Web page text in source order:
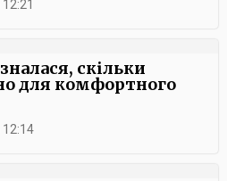
скільки
для комфортного
12:14